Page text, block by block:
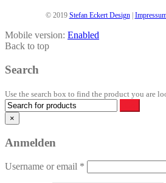
© 2019 Stefan Eckert Design|
Mobile version: Enabled
Back to top
Search
Use the search box to find the product you are
×
Anmelden
Username or email *